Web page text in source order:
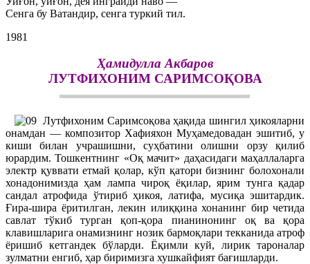
Сенга бу Ватандир, сенга туркий тил.
1981
Ҳамидулла Акбаров
ЛУТФИХОНИМ САРИМСОҚОВА
Лутфихоним Саримсоқова ҳақида шингил ҳикояларни
онамдан — композитор Хафияхон Муҳамедовадан эшитиб, у
киши билан учрашишни, суҳбатини олишни орзу қилиб
юрардим. Тошкентнинг «Оқ мачит» даҳасидаги маҳаллаларга
электр қуввати етмай қолар, кўп қатори бизнинг болохонали
хонадонимизда ҳам лампа чироқ ёқилар, ярим тунга қадар
сандал атрофида ўтириб ҳикоя, латифа, мусиқа эшитардик.
Ғира-шира ёритилган, лекин илиққина хонанинг бир четида
савлат тўкиб турган қоп-қора пианинонинг оқ ва қора
клавишларига онамизнинг нозик бармоқлари текканида атроф
ёришиб кетгандек бўларди. Ёқимли куй, лирик тароналар
зулматни енгиб, ҳар биримизга хушкайфият бағишларди.